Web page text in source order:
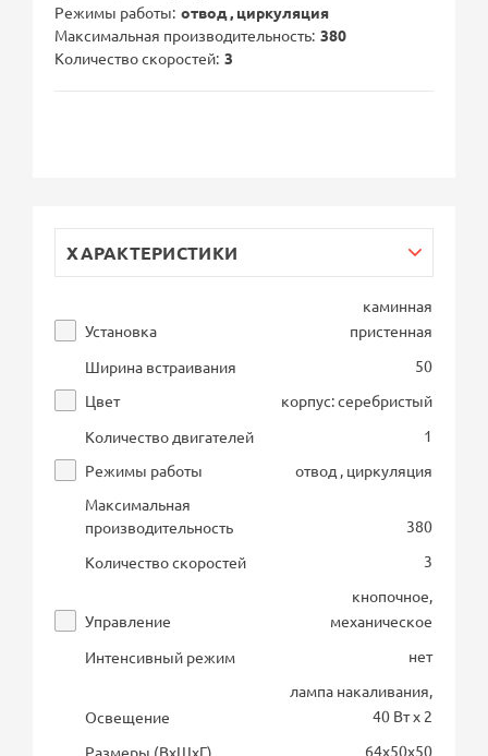
Режимы работы отвод , циркуляция
Максимальная производительность 380
Количество скоростей 3
ХАРАКТЕРИСТИКИ
Установка
каминная
пристенная
Ширина встраивания
50
Цвет
корпус: серебристый
Количество двигателей
1
Режимы работы
отвод , циркуляция
Максимальная
производительность
380
Количество скоростей
3
Управление
кнопочное,
механическое
Интенсивный режим
нет
Освещение
лампа накаливания,
40 Вт х 2
Размеры (ВхШхГ)
64х50х50